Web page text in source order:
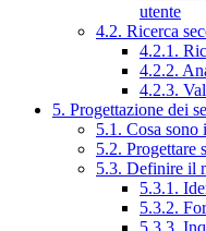
utente
4.2. Ricerca
4.2.1.
4.2.2.
4.2.3.
5. Progettazione dei
5.1. Cosa sono
5.2. Progettare
5.3. Definire il
5.3.1.
5.3.2.
5.3.3.